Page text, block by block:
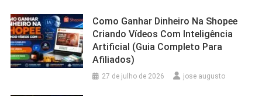
Como Ganhar Dinheiro Na Shopee
Criando Vídeos Com Inteligência
Artificial (Guia Completo Para
Afiliados)
27 de julho de 2026 jose augusto